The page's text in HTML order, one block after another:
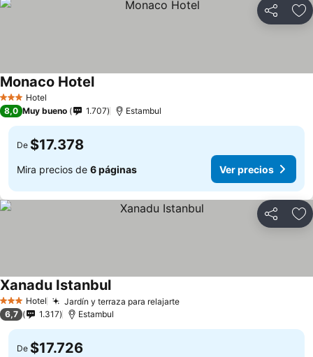
Compartir
3 Estrellas
Hotel
Monaco Hotel
8,0 Muy bueno 1.707 Estambul
De $17.378
Mira precios de 6 páginas Ver precios
Compartir
3 Estrellas
Hotel Jardín y terraza para relajarte
Xanadu Istanbul
6,7 1.317 Estambul
De $17.726